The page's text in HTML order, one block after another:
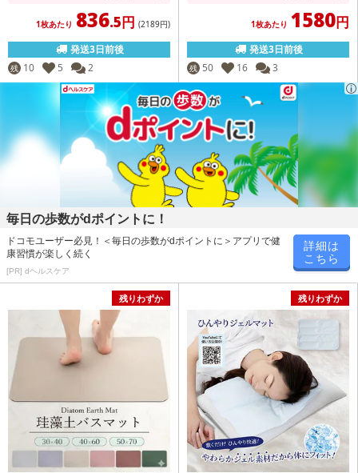
1枚あたり 836.5円 (2189円)
発送3日前後
残 10 5 2
1枚あたり 1580円
発送3日前後
残 50 16 3
毎日の歩数がdポイントに！
ドコモユーザー必見！＜毎日の歩数がdポイントに＞アプリで健
康習慣が楽しく続く
[PR] dヘルスケア
詳細は
こちら
残りわずか 残りわずか